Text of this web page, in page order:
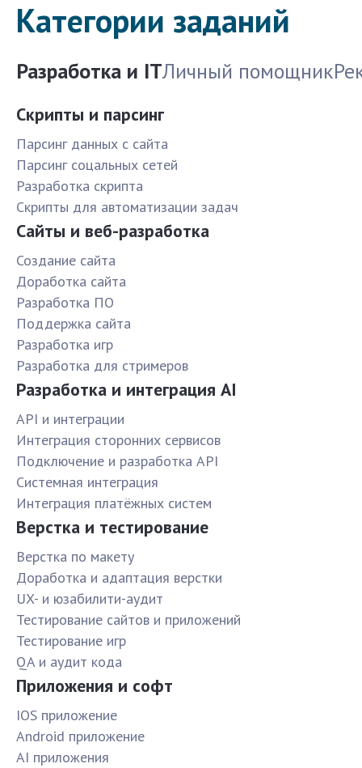
Категории заданий
Разработка и ITЛичный помощник
Скрипты и парсинг
Парсинг данных с сайта
Парсинг соцальных сетей
Разработка скрипта
Скрипты для автоматизации задач
Сайты и веб-разработка
Создание сайта
Доработка сайта
Разработка ПО
Поддержка сайта
Разработка игр
Разработка для стримеров
Разработка и интеграция AI
API и интеграции
Интеграция сторонних сервисов
Подключение и разработка API
Системная интеграция
Интеграция платёжных систем
Верстка и тестирование
Верстка по макету
Доработка и адаптация верстки
UX- и юзабилити-аудит
Тестирование сайтов и приложений
Тестирование игр
QA и аудит кода
Приложения и софт
IOS приложение
Android приложение
AI приложения